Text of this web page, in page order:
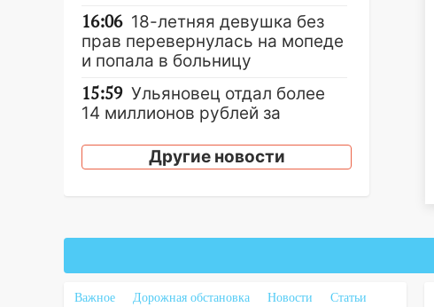
16:06 18-летняя девушка без
прав перевернулась на мопеде
и попала в больницу
15:59 Ульяновец отдал более
14 миллионов рублей за
покровительство
15:00 В Ульяновске после
госпитализировали 25-летнего
байкера
Другие новости
Важное Дорожная обстановка Новости
Статьи